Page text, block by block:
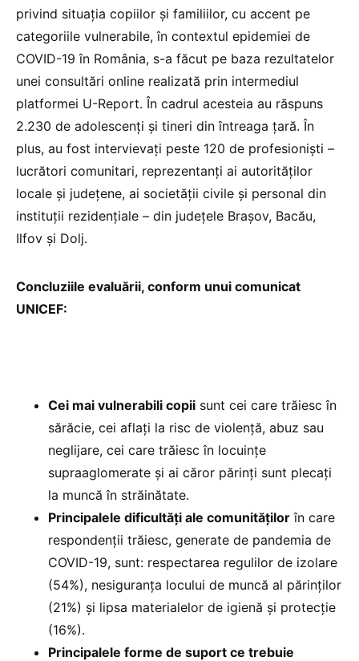
privind situația copiilor și familiilor, cu accent pe
categoriile vulnerabile, în contextul epidemiei de
COVID-19 în România, s-a făcut pe baza rezultatelor
unei consultări online realizată prin intermediul
platformei U-Report. În cadrul acesteia au răspuns
2.230 de adolescenți și tineri din întreaga țară. În
plus, au fost intervievați peste 120 de profesioniști –
lucrători comunitari, reprezentanți ai autorităților
locale și județene, ai societății civile și personal din
instituții rezidențiale – din județele Brașov, Bacău,
Ilfov și Dolj.
Concluziile evaluării, conform unui comunicat
UNICEF:
Cei mai vulnerabili copii sunt cei care trăiesc în
sărăcie, cei aflați la risc de violență, abuz sau
neglijare, cei care trăiesc în locuințe
supraaglomerate și ai căror părinți sunt plecați
la muncă în străinătate.
Principalele dificultăți ale comunităților în care
respondenții trăiesc, generate de pandemia de
COVID-19, sunt: respectarea regulilor de izolare
(54%), nesiguranța locului de muncă al părinților
(21%) și lipsa materialelor de igienă și protecție
(16%).
Principalele forme de suport ce trebuie